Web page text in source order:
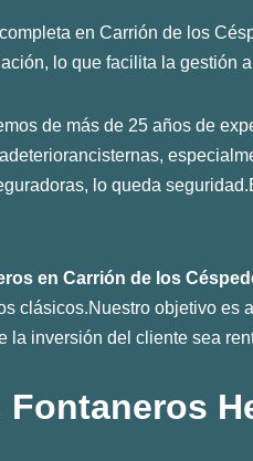
en Carrión de los
lo que facilita la
de más de 25 años de
lo queda
en Carrión de los
clásicos.Nuestro objetivo
la inversión del cliente sea
Fontaneros